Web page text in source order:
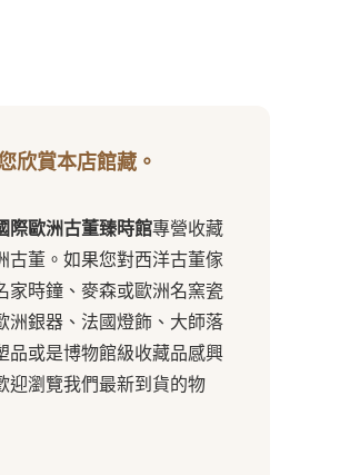
欣賞本店館藏。
際歐洲古董臻時館專營收藏
古董。如果您對西洋古董傢
家時鐘、麥森或歐洲名窯瓷
洲銀器、法國燈飾、大師落
品或是博物館級收藏品感興
迎瀏覽我們最新到貨的物